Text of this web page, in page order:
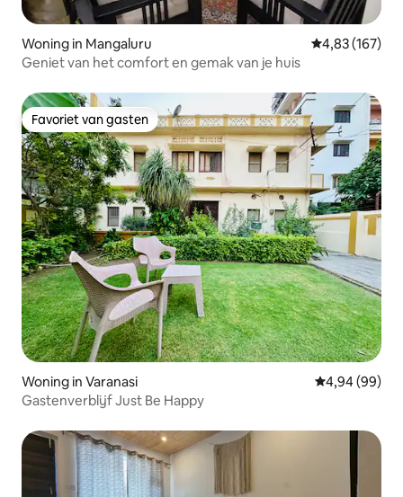
Woning in Mangaluru Gemiddelde
4,83 (167)
Geniet van het comfort en gemak van je huis
Favoriet van gasten
Favoriet van gasten
Woning in Varanasi Gemiddelde
4,94 (99)
Gastenverblijf Just Be Happy